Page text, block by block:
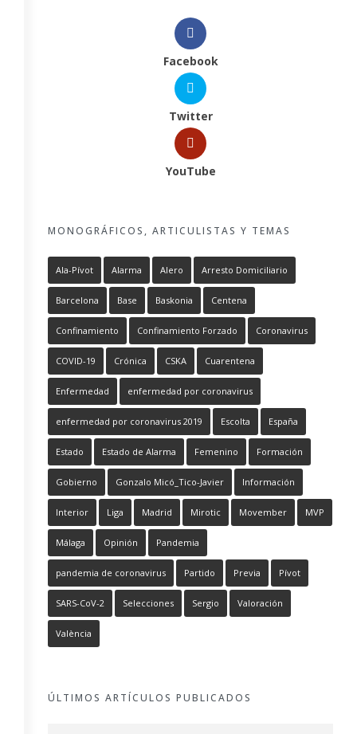
Facebook
Twitter
YouTube
MONOGRÁFICOS, ARTICULISTAS Y TEMAS
Ala-Pívot Alarma Alero Arresto Domiciliario
Barcelona Base Baskonia Centena
Confinamiento Confinamiento Forzado Coronavirus
COVID-19 Crónica CSKA Cuarentena
Enfermedad enfermedad por coronavirus
enfermedad por coronavirus 2019 Escolta España
Estado Estado de Alarma Femenino Formación
Gobierno Gonzalo Micó_Tico-Javier Información
Interior Liga Madrid Mirotic Movember MVP
Málaga Opinión Pandemia
pandemia de coronavirus Partido Previa Pívot
SARS-CoV-2 Selecciones Sergio Valoración
València
ÚLTIMOS ARTÍCULOS PUBLICADOS